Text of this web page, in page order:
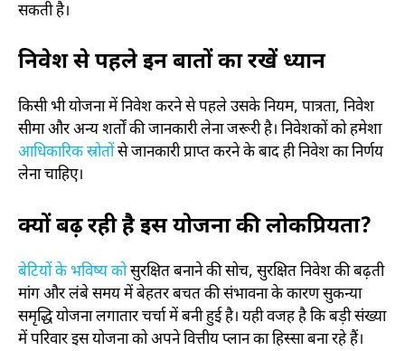
सकती है।
निवेश से पहले इन बातों का रखें ध्यान
किसी भी योजना में निवेश करने से पहले उसके नियम, पात्रता, निवेश
सीमा और अन्य शर्तों की जानकारी लेना जरूरी है। निवेशकों को हमेशा
आधिकारिक स्रोतोंसे जानकारी प्राप्त करने के बाद ही निवेश का निर्णय
लेना चाहिए।
क्यों बढ़ रही है इस योजना की लोकप्रियता?
बेटियों के भविष्य कोसुरक्षित बनाने की सोच, सुरक्षित निवेश की बढ़ती
मांग और लंबे समय में बेहतर बचत की संभावना के कारण सुकन्या
समृद्धि योजना लगातार चर्चा में बनी हुई है। यही वजह है कि बड़ी संख्या
में परिवार इस योजना को अपने वित्तीय प्लान का हिस्सा बना रहे हैं।